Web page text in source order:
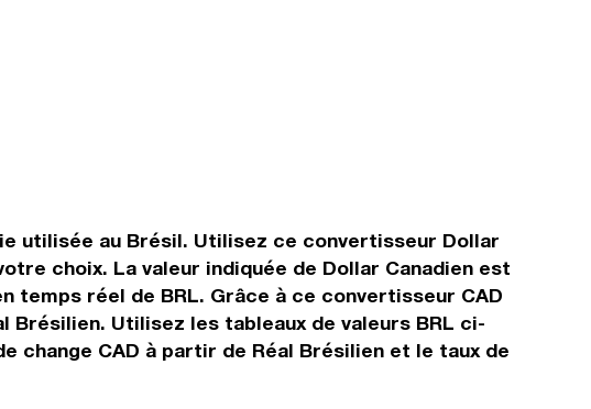
utilisée au Brésil. Utilisez ce convertisseur Dollar
choix. La valeur indiquée de Dollar Canadien est
temps réel de BRL. Grâce à ce convertisseur CAD
Utilisez les tableaux de valeurs BRL ci-
change CAD à partir de Réal Brésilien et le taux de